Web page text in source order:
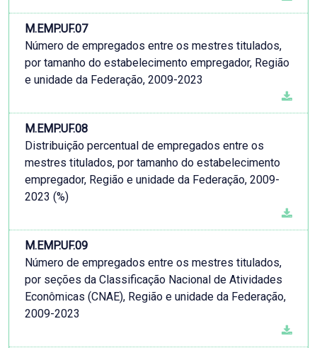
M.EMP.UF.07
Número de empregados entre os mestres titulados,
por tamanho do estabelecimento empregador, Região
e unidade da Federação, 2009-2023
M.EMP.UF.08
Distribuição percentual de empregados entre os
mestres titulados, por tamanho do estabelecimento
empregador, Região e unidade da Federação, 2009-
2023 (%)
M.EMP.UF.09
Número de empregados entre os mestres titulados,
por seções da Classificação Nacional de Atividades
Econômicas (CNAE), Região e unidade da Federação,
2009-2023